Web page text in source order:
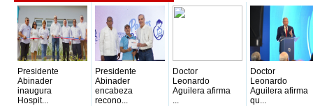
Presidente
Abinader
inaugura
Hospit...
Presidente
Abinader
encabeza
recono...
Doctor
Leonardo
Aguilera afirma
Doctor
Leonardo
Aguilera afirma
qu...